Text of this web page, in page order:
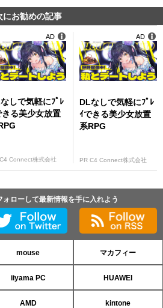
にお勧めの記事
しで気軽にﾌﾟﾚ
きる美少女放置
Connect株式会社
AD
DLなしで気軽にﾌﾟﾚ
ｲできる美少女放置
系RPG
PR C4 Connect株式会社
AD
ローして最新情報を手に入れよう
mouse マカフィー
iiyama PC HUAWEI
AMD kintone